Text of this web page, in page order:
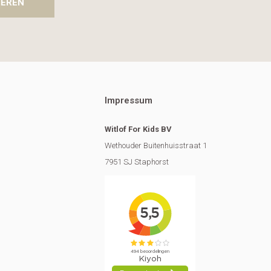
Impressum
Witlof For Kids BV
Wethouder Buitenhuisstraat 1
7951 SJ Staphorst